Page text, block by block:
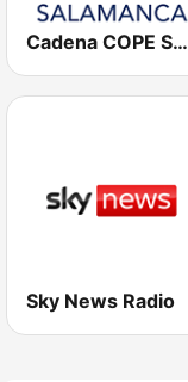
Cadena COPE Salamanca
Sky News Radio